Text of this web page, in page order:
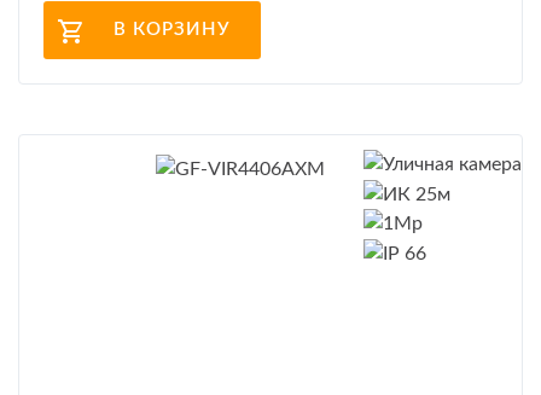
В КОРЗИНУ